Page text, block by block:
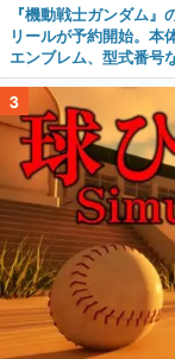
『機動戦士ガンダム
リールが予約開始。本
エンブレム、型式番号
3